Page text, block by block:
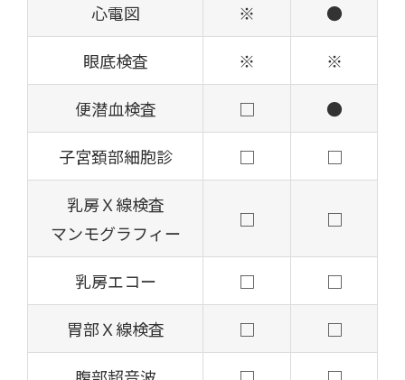
心電図 ※ ●
眼底検査 ※ ※
便潜血検査 □ ●
子宮頚部細胞診 □ □
乳房Ｘ線検査
マンモグラフィー
□ □
乳房エコー □ □
胃部Ｘ線検査 □ □